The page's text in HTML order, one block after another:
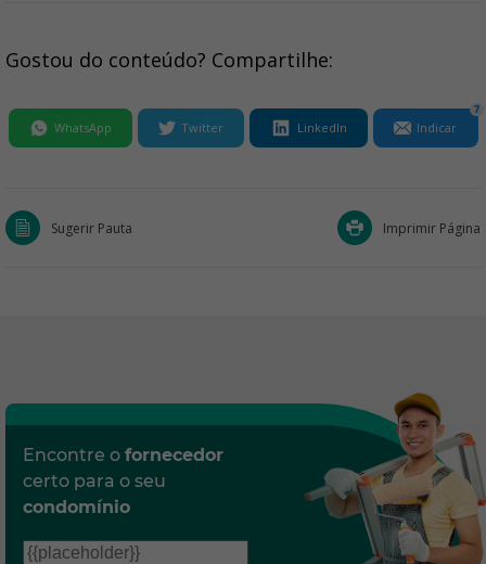
Gostou do conteúdo? Compartilhe:
WhatsApp Twitter LinkedIn Indicar
7
Sugerir Pauta Imprimir Página
Encontre o fornecedor
certo para o seu
condomínio